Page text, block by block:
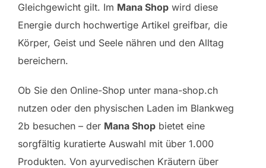
Gleichgewicht gilt. Im Mana Shop wird diese
Energie durch hochwertige Artikel greifbar, die
Körper, Geist und Seele nähren und den Alltag
bereichern.
Ob Sie den Online-Shop unter mana-shop.ch
nutzen oder den physischen Laden im Blankweg
2b besuchen – der Mana Shop bietet eine
sorgfältig kuratierte Auswahl mit über 1.000
Produkten. Von ayurvedischen Kräutern über